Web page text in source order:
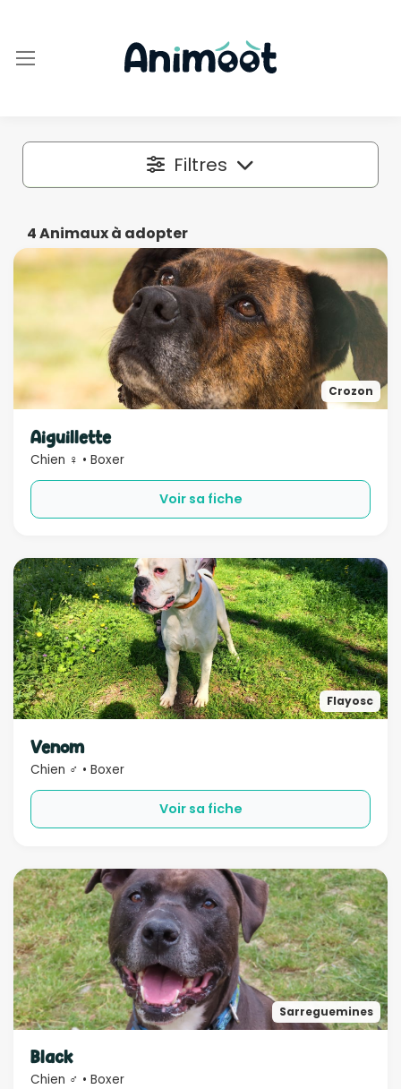
4Animaux à adopter
Crozon
Aiguillette
Chien ♀ • Boxer
Voir sa fiche
Flayosc
Venom
Chien ♂ • Boxer
Voir sa fiche
Sarreguemines
Black
Chien ♂ • Boxer
Filtres
Localisation
Dans un rayon autour de 50 km
Sexe
Compatible
Chien
Chat
Âge
Rechercher